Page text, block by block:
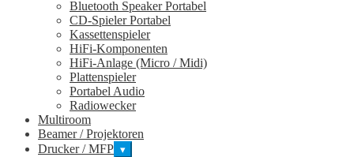
Bluetooth Speaker Portabel
CD-Spieler Portabel
Kassettenspieler
HiFi-Komponenten
HiFi-Anlage (Micro / Midi)
Plattenspieler
Portabel Audio
Radiowecker
Multiroom
Beamer / Projektoren
Drucker / MFP ▾